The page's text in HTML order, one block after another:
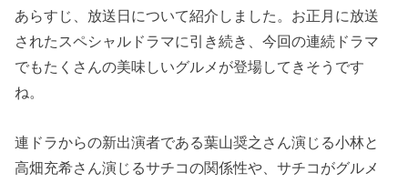
あらすじ、放送日について紹介しました。お正月に放送
されたスペシャルドラマに引き続き、今回の連続ドラマ
でもたくさんの美味しいグルメが登場してきそうです
ね。
連ドラからの新出演者である葉山奨之さん演じる小林と
高畑充希さん演じるサチコの関係性や、サチコがグルメ